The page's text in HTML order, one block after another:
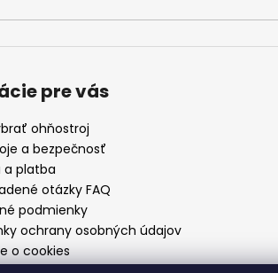
pre vás
ohňostroj
a bezpečnosť
a platba
otázky FAQ
podmienky
ochrany osobných údajov
o cookies